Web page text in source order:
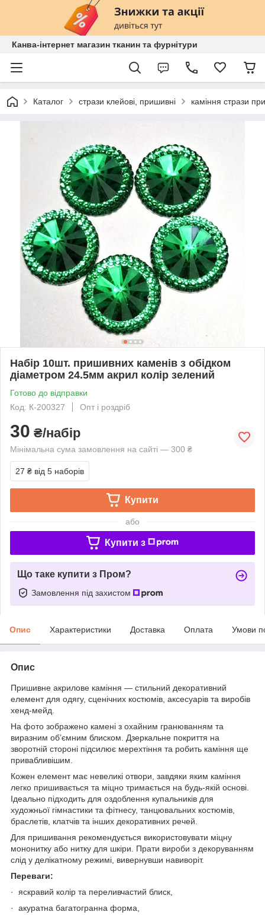
Канва-інтернет магазин тканин та фурнітури
Каталог стрази клейові, пришивні каміння стрази
Набір 10шт. пришивних каменів з обідком
діаметром 24.5мм акрил колір зелений
Готово до відправки
Код: К-200327
Опт і роздріб
30 ₴/набір
Мінімальна сума замовлення на сайті — 300 ₴
27 ₴ від 5 наборів
Купити
або
Купити з
Що таке купити з Пром?
Замовлення під захистом
Опис Характеристики Доставка Оплата Умови
Опис
Пришивне акрилове каміння — стильний декоративний
елемент для одягу, сценічних костюмів, аксесуарів та виробів
хенд-мейд.
На фото зображено камені з охайним гранюванням та
виразним об’ємним блиском. Дзеркальне покриття на
зворотній стороні підсилює мерехтіння та робить каміння ще
привабливішим.
Кожен елемент має невеликі отвори, завдяки яким каміння
легко пришивається та міцно тримається на будь-якій основі.
Ідеально підходить для оздоблення купальників для
художньої гімнастики та фітнесу, танцювальних костюмів,
браслетів, клатчів та інших декоративних речей.
Для пришивання рекомендується використовувати міцну
мононитку або нитку для шкіри. Прати вироби з декоруванням
слід у делікатному режимі, вивернувши навиворіт.
Переваги:
· яскравий колір та переливчастий блиск,
· акуратна багатогранна форма,